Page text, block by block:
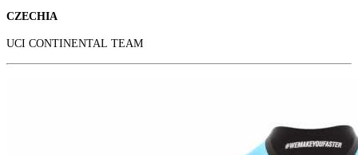
CZECHIA
UCI CONTINENTAL TEAM